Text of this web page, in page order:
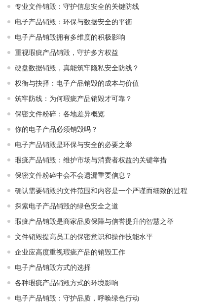
专业文件销毁：守护信息安全的关键防线
电子产品销毁：环保与数据安全的平衡
电子产品销毁拥有多维度的积极影响
重视瑕疵产品销毁，守护多方权益
硬盘数据销毁，真能筑牢隐私安全防线？
权衡与抉择：电子产品销毁的成本与价值
筑牢防线：为何瑕疵产品销毁才可靠？
保密文件粉碎：各地差异概览
你的电子产品必须销毁吗？
电子产品销毁是环保与安全的必要之举​ ​
瑕疵产品销毁：维护市场与消费者权益的关键举措​ ​
保密文件粉碎中会不会遗漏重要信息？
确认需要销毁的文件范围和内容是一个严谨而细致的过程
探索电子产品销毁的绿色安全之道
瑕疵产品销毁是商家品质保障与信誉提升的智慧之举
文件销毁提高员工的保密意识和操作技能水平
企业应高度重视瑕疵产品的销毁工作
电子产品销毁方式的选择
各种瑕疵产品销毁方式的环境影响
电子产品销毁：守护品质，呼唤绿色行动